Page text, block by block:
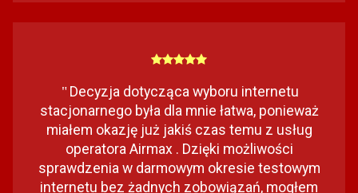
" Decyzja dotycząca wyboru internetu
stacjonarnego była dla mnie łatwa, ponieważ
miałem okazję już jakiś czas temu z usług
operatora Airmax . Dzięki możliwości
sprawdzenia w darmowym okresie testowym
internetu bez żadnych zobowiązań, mogłem